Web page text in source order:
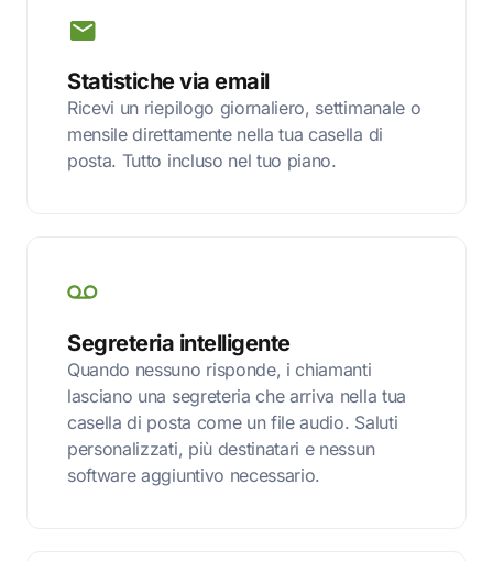
Statistiche via email
Ricevi un riepilogo giornaliero, settimanale o
mensile direttamente nella tua casella di
posta. Tutto incluso nel tuo piano.
Segreteria intelligente
Quando nessuno risponde, i chiamanti
lasciano una segreteria che arriva nella tua
casella di posta come un file audio. Saluti
personalizzati, più destinatari e nessun
software aggiuntivo necessario.